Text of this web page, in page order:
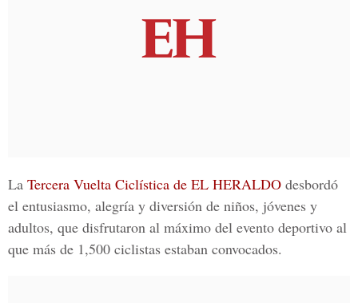
La Tercera Vuelta Ciclística de EL HERALDO desbordó
el entusiasmo, alegría y diversión de niños, jóvenes y
adultos, que disfrutaron al máximo del evento deportivo al
que más de 1,500 ciclistas estaban convocados.